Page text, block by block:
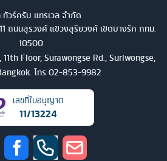
วร์ครับ แทรเวล จำกัด
ถนนสุรวงศ์ แขวงสุริยวงศ์ เขตบางรัก กทม.
10500
Floor, Surawongse Rd., Suriwongse,
โทร 02-853-9982
เลขที่ใบอนุญาต
11/13224